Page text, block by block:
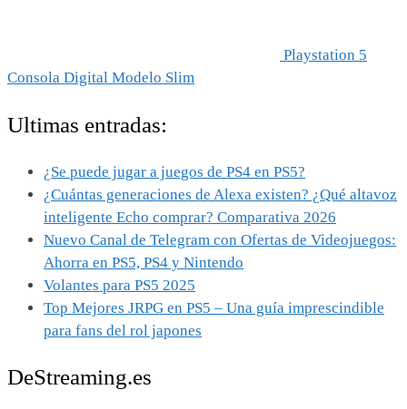
Playstation 5
Consola Digital Modelo Slim
Ultimas entradas:
¿Se puede jugar a juegos de PS4 en PS5?
¿Cuántas generaciones de Alexa existen? ¿Qué altavoz
inteligente Echo comprar? Comparativa 2026
Nuevo Canal de Telegram con Ofertas de Videojuegos:
Ahorra en PS5, PS4 y Nintendo
Volantes para PS5 2025
Top Mejores JRPG en PS5 – Una guía imprescindible
para fans del rol japones
DeStreaming.es